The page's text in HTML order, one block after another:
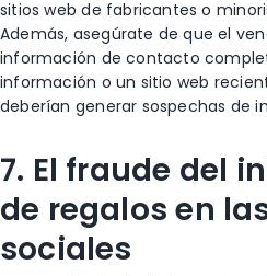
sitios web de fabricantes o
Además, asegúrate de que el
información de contacto
información o un sitio web
deberían generar sospechas de
7. El fraude del
de regalos en
sociales